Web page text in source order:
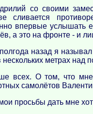
со своими
впервые услышать
а это на фронте - и
назад я
метрах над
всех. О том, что мне
самолётов
просьбы дать мне